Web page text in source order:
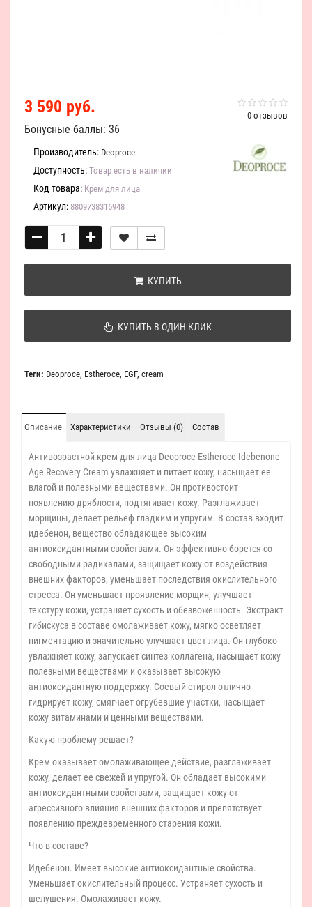
0 отзывов
3 590 руб.
Бонусные баллы: 36
Производитель: Deoproce
Доступность: Товар есть в наличии
Код товара: Крем для лица
Артикул: 8809738316948
КУПИТЬ
КУПИТЬ В ОДИН КЛИК
Теги: Deoproce, Estheroce, EGF, cream
Описание Характеристики Отзывы (0) Состав
Антивозрастной крем для лица Deoproce Estheroce Idebenone
Age Recovery Cream увлажняет и питает кожу, насыщает ее
влагой и полезными веществами. Он противостоит
появлению дряблости, подтягивает кожу. Разглаживает
морщины, делает рельеф гладким и упругим. В состав входит
идебенон, вещество обладающее высоким
антиоксидантными свойствами. Он эффективно борется со
свободными радикалами, защищает кожу от воздействия
внешних факторов, уменьшает последствия окислительного
стресса. Он уменьшает проявление морщин, улучшает
текстуру кожи, устраняет сухость и обезвоженность. Экстракт
гибискуса в составе омолаживает кожу, мягко осветляет
пигментацию и значительно улучшает цвет лица. Он глубоко
увлажняет кожу, запускает синтез коллагена, насыщает кожу
полезными веществами и оказывает высокую
антиоксидантную поддержку. Соевый стирол отлично
гидрирует кожу, смягчает огрубевшие участки, насыщает
кожу витаминами и ценными веществами.
Какую проблему решает?
Крем оказывает омолаживающее действие, разглаживает
кожу, делает ее свежей и упругой. Он обладает высокими
антиоксидантными свойствами, защищает кожу от
агрессивного влияния внешних факторов и препятствует
появлению преждевременного старения кожи.
Что в составе?
Идебенон. Имеет высокие антиоксидантные свойства.
Уменьшает окислительный процесс. Устраняет сухость и
шелушения. Омолаживает кожу.